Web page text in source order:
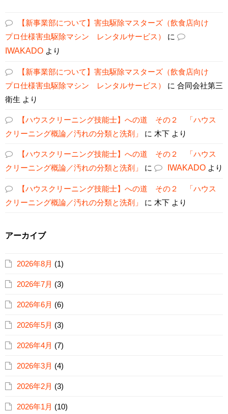
【新事業部について】害虫駆除マスターズ（飲食店向け
プロ仕様害虫駆除マシン レンタルサービス）
に
IWAKADO より
【新事業部について】害虫駆除マスターズ（飲食店向け
プロ仕様害虫駆除マシン レンタルサービス）
に 合同会社第三
衛生 より
【ハウスクリーニング技能士】への道 その２ 「ハウス
クリーニング概論／汚れの分類と洗剤」
に 木下 より
【ハウスクリーニング技能士】への道 その２ 「ハウス
クリーニング概論／汚れの分類と洗剤」
に IWAKADO より
【ハウスクリーニング技能士】への道 その２ 「ハウス
クリーニング概論／汚れの分類と洗剤」
に 木下 より
アーカイブ
2026年8月 (1)
2026年7月 (3)
2026年6月 (6)
2026年5月 (3)
2026年4月 (7)
2026年3月 (4)
2026年2月 (3)
2026年1月 (10)